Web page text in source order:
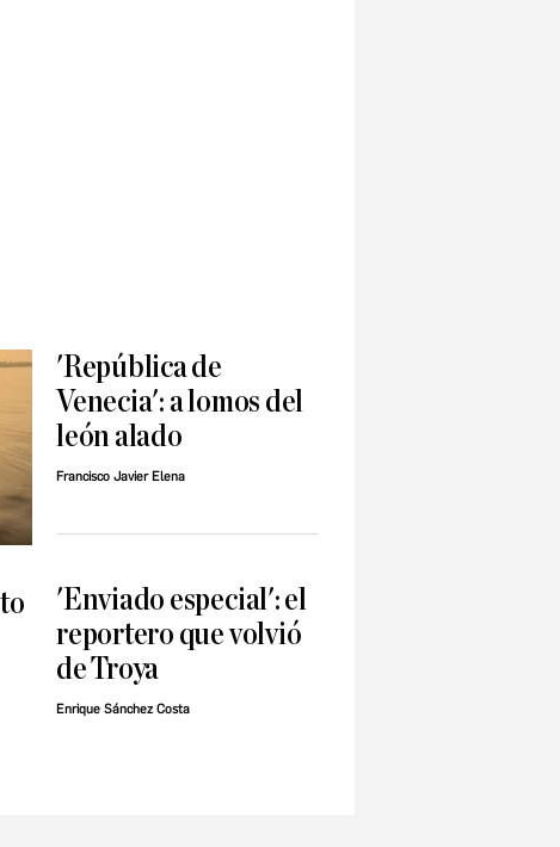
'República de
Venecia': a lomos del
león alado
Francisco Javier Elena
'Enviado especial': el
reportero que volvió
de Troya
Enrique Sánchez Costa